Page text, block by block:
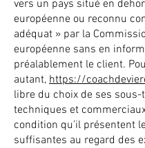
vers un pays situé en
européenne ou reconnu
adéquat » par la
européenne sans en
préalablement le client.
autant, https://
libre du choix de ses
techniques et
condition qu’il présentent
suffisantes au regard des